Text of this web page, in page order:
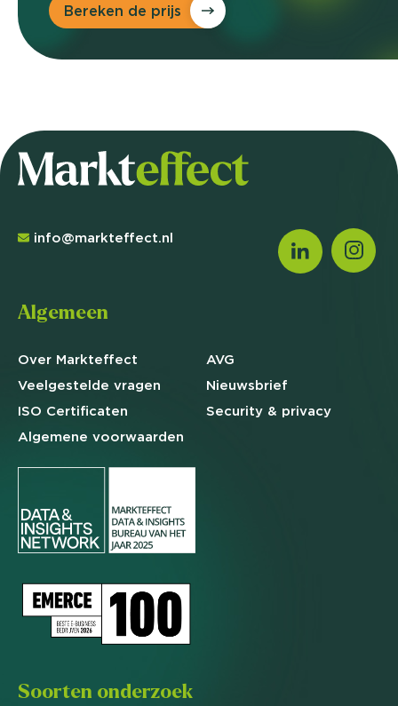
Bereken de prijs
info@markteffect.nl
Algemeen
Over Markteffect
Veelgestelde vragen
ISO Certificaten
Algemene voorwaarden
AVG
Nieuwsbrief
Security & privacy
Soorten onderzoek